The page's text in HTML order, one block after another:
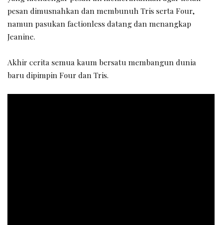
pesan dimusnahkan dan membunuh Tris serta Four,
namun pasukan factionless datang dan menangkap
Jeanine.
Akhir cerita semua kaum bersatu membangun dunia
baru dipimpin Four dan Tris.